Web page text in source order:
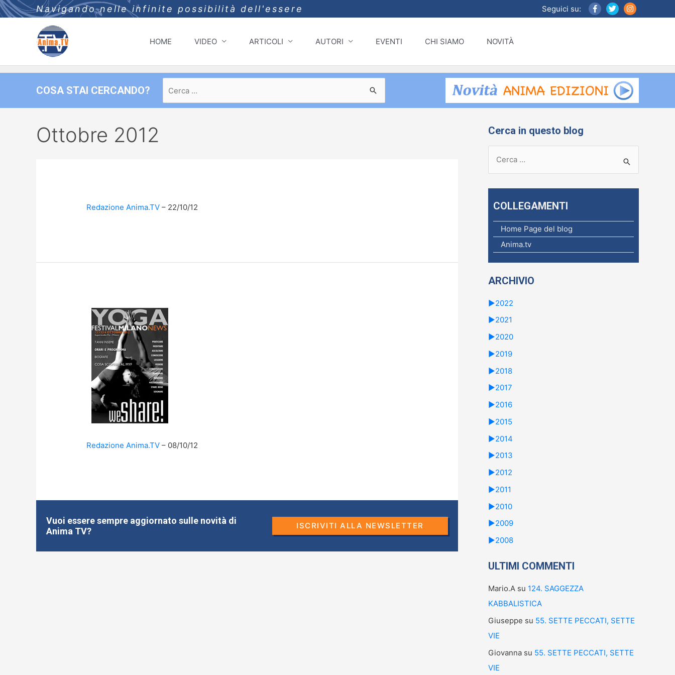
Navigando nelle infinite possibilità dell'essere Seguici su:
HOME VIDEO ARTICOLI AUTORI EVENTI CHI SIAMO NOVITÀ
COSA STAI CERCANDO?
per:
Ottobre 2012
Redazione Anima.TV 22/10/12
Redazione Anima.TV 08/10/12
Vuoi essere sempre aggiornato sulle novità di
Anima TV?
ISCRIVITI ALLA NEWSLETTER
Cerca in questo blog
:
COLLEGAMENTI
Home Page del blog
Anima.tv
ARCHIVIO
►2022
►2021
►2020
►2019
►2018
►2017
►2016
►2015
►2014
►2013
►2012
►2011
►2010
►2009
►2008
ULTIMI COMMENTI
Mario.A su 124. SAGGEZZA
KABBALISTICA
Giuseppe su 55. SETTE PECCATI, SETTE
VIE
Giovanna su 55. SETTE PECCATI, SETTE
VIE